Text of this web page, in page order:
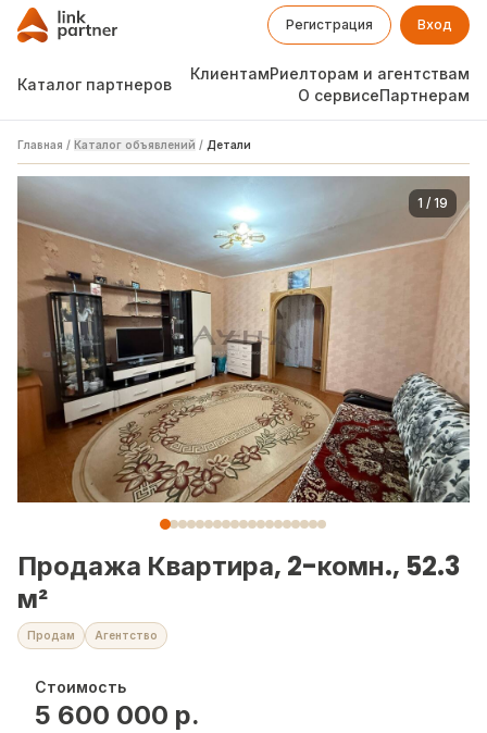
Регистрация Вход
Каталог партнеров
КлиентамРиелторам и агентствам
О сервисеПартнерам
Главная / Каталог объявлений / Детали
1 / 19
Продажа Квартира, 2-комн., 52.3
м²
Продам Агентство
Стоимость
5 600 000 р.